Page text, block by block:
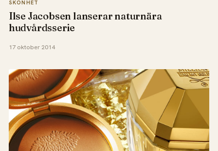
SKÖNHET
Ilse Jacobsen lanserar naturnära
hudvårdsserie
17 oktober 2014